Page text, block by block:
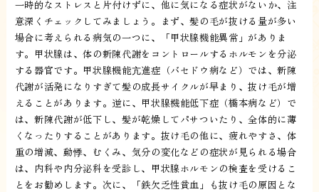
一時的なストレスと片付けずに、他に気になる症状がないか、注
意深くチェックしてみましょう。まず、髪の毛が抜ける量が多い
場合に考えられる病気の一つに、「甲状腺機能異常」がありま
す。甲状腺は、体の新陳代謝をコントロールするホルモンを分泌
する器官です。甲状腺機能亢進症（バセドウ病など）では、新陳
代謝が活発になりすぎて髪の成長サイクルが早まり、抜け毛が増
えることがあります。逆に、甲状腺機能低下症（橋本病など）で
は、新陳代謝が低下し、髪が乾燥してパサついたり、全体的に薄
くなったりすることがあります。抜け毛の他に、疲れやすさ、体
重の増減、動悸、むくみ、気分の変化などの症状が見られる場合
は、内科や内分泌科を受診し、甲状腺ホルモンの検査を受けるこ
とをお勧めします。次に、「鉄欠乏性貧血」も抜け毛の原因とな